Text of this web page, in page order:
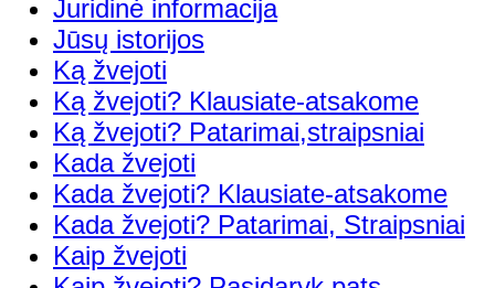
Juridinė informacija
Jūsų istorijos
Ką žvejoti
Ką žvejoti? Klausiate-atsakome
Ką žvejoti? Patarimai,straipsniai
Kada žvejoti
Kada žvejoti? Klausiate-atsakome
Kada žvejoti? Patarimai, Straipsniai
Kaip žvejoti